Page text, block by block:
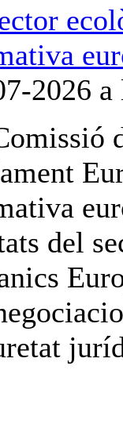
2026
del